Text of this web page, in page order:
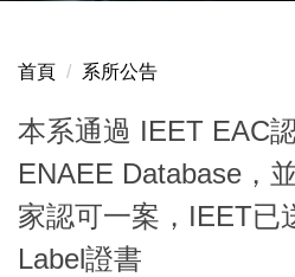
首頁 系所公告
本系通過 IEET EAC
ENAEE Database，
家認可一案，IEET已
Label證書